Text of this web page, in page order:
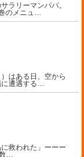
ラリーマンパパ。
のメニュ
はある日、空から
遭遇する
救われた」ーーー